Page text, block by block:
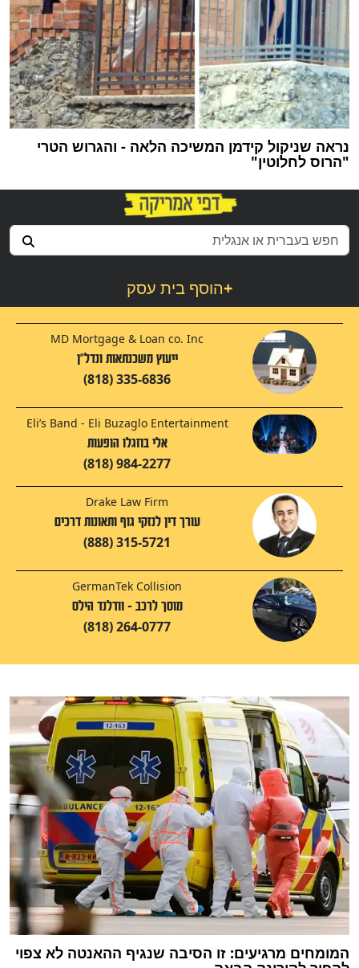
נראה שניקול קידמן המשיכה הלאה - והגרוש הטרי
"הרוס לחלוטין"
הוסף בית עסק+
MD Mortgage & Loan co. Inc
ייעוץ משכנתאות ונדל"ן
(818) 335-6836
Eli’s Band - Eli Buzaglo Entertainment
אלי בוזגלו הופעות
(818) 984-2277
Drake Law Firm
עורך דין לנזקי גוף ותאונות דרכים
(888) 315-5721
GermanTek Collision
מוסך לרכב - וודלנד הילס
(818) 264-0777
המומחים מרגיעים: זו הסיבה שנגיף ההאנטה לא צפוי